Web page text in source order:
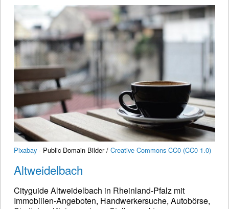
Pixabay - Public Domain Bilder / Creative Commons CC0 (CC0 1.0)
Altweidelbach
Cityguide Altweidelbach in Rheinland-Pfalz mit
Immobilien-Angeboten, Handwerkersuche, Autobörse,